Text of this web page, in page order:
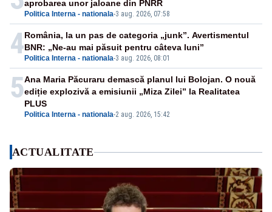
Politica Interna - nationala-3 aug. 2026, 07:58
aprobarea unor jaloane din PNRR
4 Politica Interna - nationala-3 aug. 2026, 08:01
România, la un pas de categoria „junk”. Avertismentul
BNR: „Ne-au mai păsuit pentru câteva luni”
5
Politica Interna - nationala-2 aug. 2026, 15:42
Ana Maria Păcuraru demască planul lui Bolojan. O nouă
ediție explozivă a emisiunii „Miza Zilei” la Realitatea
PLUS
ACTUALITATE